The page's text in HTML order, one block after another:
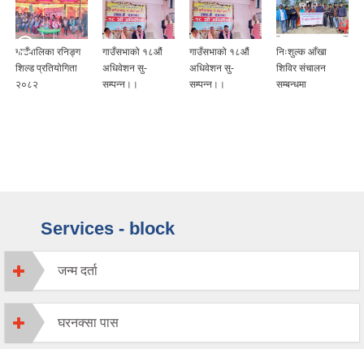
गाउँपालिका रनिङ्ग
शिल्ड प्रतियोगिता
२०८२
गाउँसभाको १८औं
अधिवेशन सु-
सम्पन्न।।
गाउँसभाको १८औं
अधिवेशन सु-
सम्पन्न।।
निःशुल्क आँखा
शिविर संचालन
सम्बन्धमा
Services - block
जन्म दर्ता
घरनक्सा पास